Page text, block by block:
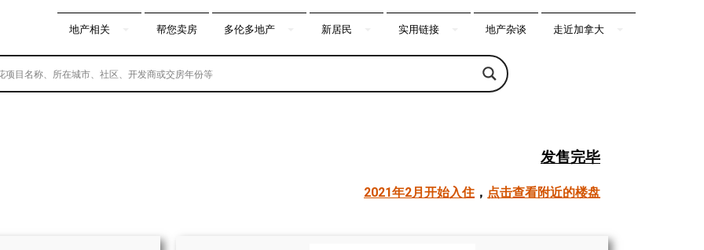
地产相关 帮您卖房 多伦多地产 新居民 实用链接 地产杂谈 走近加拿大
发售完毕
2021年2月开始入住 ， 点击查看附近的楼盘